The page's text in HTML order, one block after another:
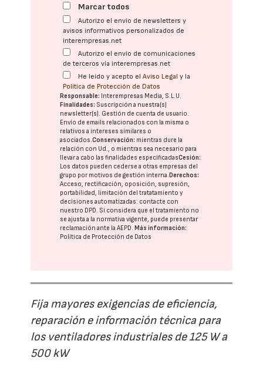
Marcar todos
Autorizo el envío de newsletters y
avisos informativos personalizados de
interempresas.net
Autorizo el envío de comunicaciones
de terceros vía interempresas.net
He leído y acepto elAviso Legal y la
Política de Protección de Datos
Responsable: Interempresas Media, S.L.U.
Finalidades: Suscripción a nuestra(s)
newsletter(s). Gestión de cuenta de usuario.
Envío de emails relacionados con la misma o
relativos a intereses similares o
asociados.Conservación: mientras dure la
relación con Ud., o mientras sea necesario para
llevar a cabo las finalidades especificadasCesión:
Los datos pueden cederse a otras empresas del
grupo por motivos de gestión interna.Derechos:
Acceso, rectificación, oposición, supresión,
portabilidad, limitación del tratatamiento y
decisiones automatizadas: contacte con
nuestro DPD . Si considera que el tratamiento no
se ajusta a la normativa vigente, puede presentar
reclamación ante laAEPD .Más información:
Política de Protección de Datos
Fija mayores exigencias de eficiencia,
reparación e información técnica para
los ventiladores industriales de 125 W a
500 kW